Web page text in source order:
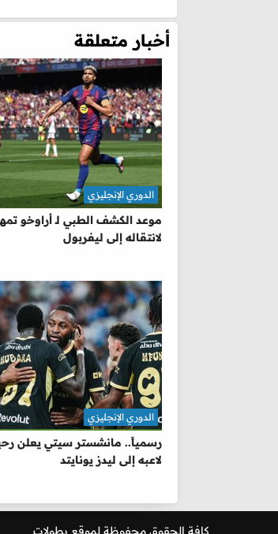
أخبار متعلقة
موعد الكشف الطبي لـ أراوخو
لانتقاله إلى ليفربول
الدوري الإنجليزي
رسمياً.. مانشستر سيتي يعلن
لاعبه إلى ليدز يونايتد
الدوري الإنجليزي
كافة الحقوق محفوظة لموقع بطولات